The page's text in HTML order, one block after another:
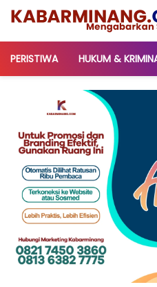
PERISTIWA HUKUM &